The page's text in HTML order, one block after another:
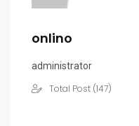
onlino
administrator
Total Post (147)